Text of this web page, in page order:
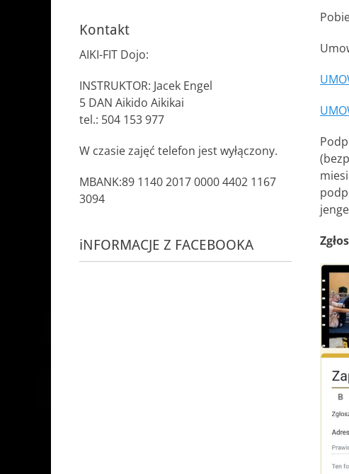
Kontakt
AIKI-FIT Dojo:
INSTRUKTOR: Jacek Engel
5 DAN Aikido Aikikai
tel.: 504 153 977
W czasie zajęć telefon jest wyłączony.
MBANK:89 1140 2017 0000 4402 1167
3094
iNFORMACJE Z FACEBOOKA